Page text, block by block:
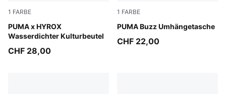
1 FARBE
PUMA x HYROX
Wasserdichter Kulturbeutel
Puma Black
CHF 28,00
1 FARBE
PUMA Buzz Umhängetasche
Puma Black
CHF 22,00